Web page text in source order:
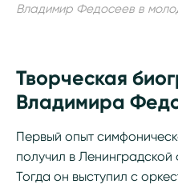
Владимир Федосеев в
Творческая
Владимира
Первый опыт
получил в Ленинградской
Тогда он выступил с